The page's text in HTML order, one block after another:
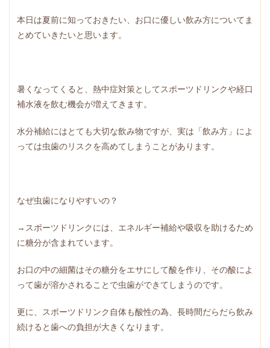
本日は夏前に知っておきたい、お口に優しい飲み方についてま
とめていきたいと思います。
暑くなってくると、熱中症対策としてスポーツドリンクや経口
補水液を飲む機会が増えてきます。
水分補給にはとても大切な飲み物ですが、実は「飲み方」によ
っては虫歯のリスクを高めてしまうことがあります。
なぜ虫歯になりやすいの？
→スポーツドリンクには、エネルギー補給や吸収を助けるため
に糖分が含まれています。
お口の中の細菌はその糖分をエサにして酸を作り、その酸によ
って歯が溶かされることで虫歯ができてしまうのです。
更に、スポーツドリンク自体も酸性の為、長時間だらだら飲み
続けると歯への負担が大きくなります。